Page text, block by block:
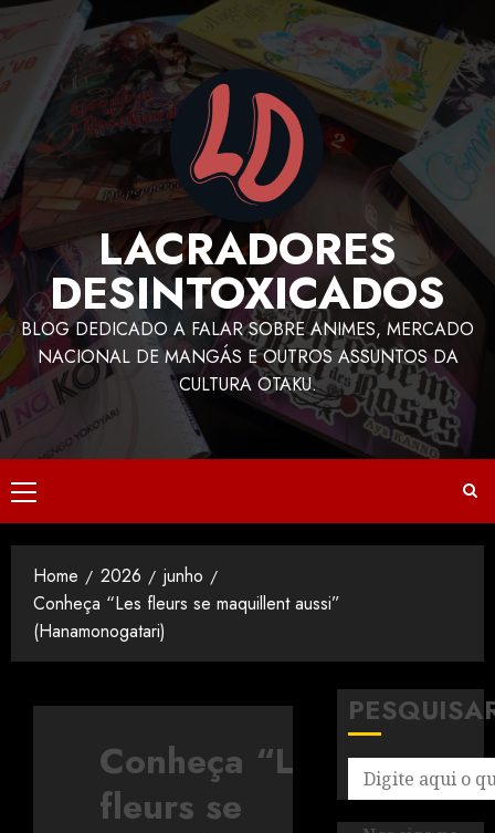
LACRADORES
DESINTOXICADOS
BLOG DEDICADO A FALAR SOBRE ANIMES, MERCADO
NACIONAL DE MANGÁS E OUTROS ASSUNTOS DA
CULTURA OTAKU.
Home 2026
junho
Conheça “Les fleurs se maquillent aussi”
(Hanamonogatari)
Conheça “Les
fleurs se